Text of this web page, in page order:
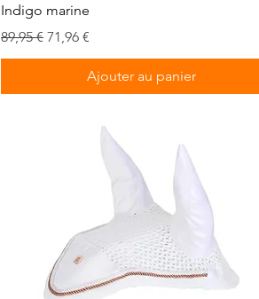
Indigo marine
Prix original
89,95 € Prix promotionnel
71,96 €
Ajouter au panier